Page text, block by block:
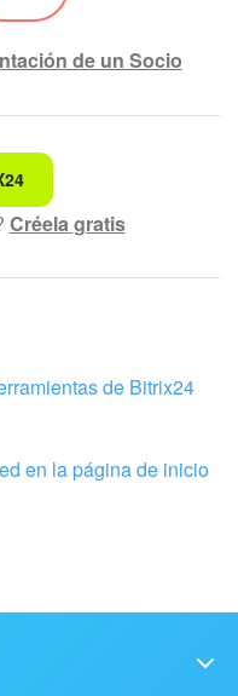
de un Socio
Necesito más
herramienta
Créela gratis
de Bitrix24
en la página de inicio